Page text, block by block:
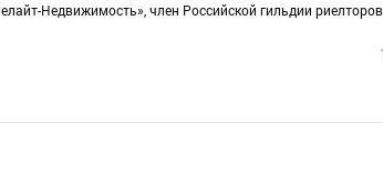
Недвижимость», член Российской гильдии риелторов